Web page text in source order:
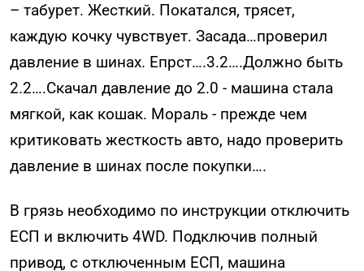
– табурет. Жесткий. Покатался, трясет,
каждую кочку чувствует. Засада…проверил
давление в шинах. Епрст….3.2….Должно быть
2.2….Скачал давление до 2.0 - машина стала
мягкой, как кошак. Мораль - прежде чем
критиковать жесткость авто, надо проверить
давление в шинах после покупки….
В грязь необходимо по инструкции отключить
ЕСП и включить 4WD. Подключив полный
привод, с отключенным ЕСП, машина